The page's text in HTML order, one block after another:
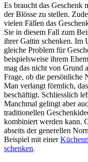
Es braucht das Geschenk
der Blösse zu stellen.
vielen Fällen das
Sie in diesem Fall zum
ihrer Gattin schenken. Im
gleiche Problem für
beispielsweise ihrem
mag das nicht von Grund
Frage, ob die persönliche
Man verlangt förmlich,
beschäftigt. Schliesslich
Manchmal gelingt aber
traditionellen
kombiniert werden kann.
abseits der generellen
Beispiel mit einer
schenken.